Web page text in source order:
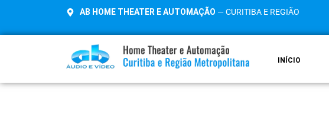
AB HOME THEATER E AUTOMAÇÃO — CURITIBA E REGIÃO
INÍCIO